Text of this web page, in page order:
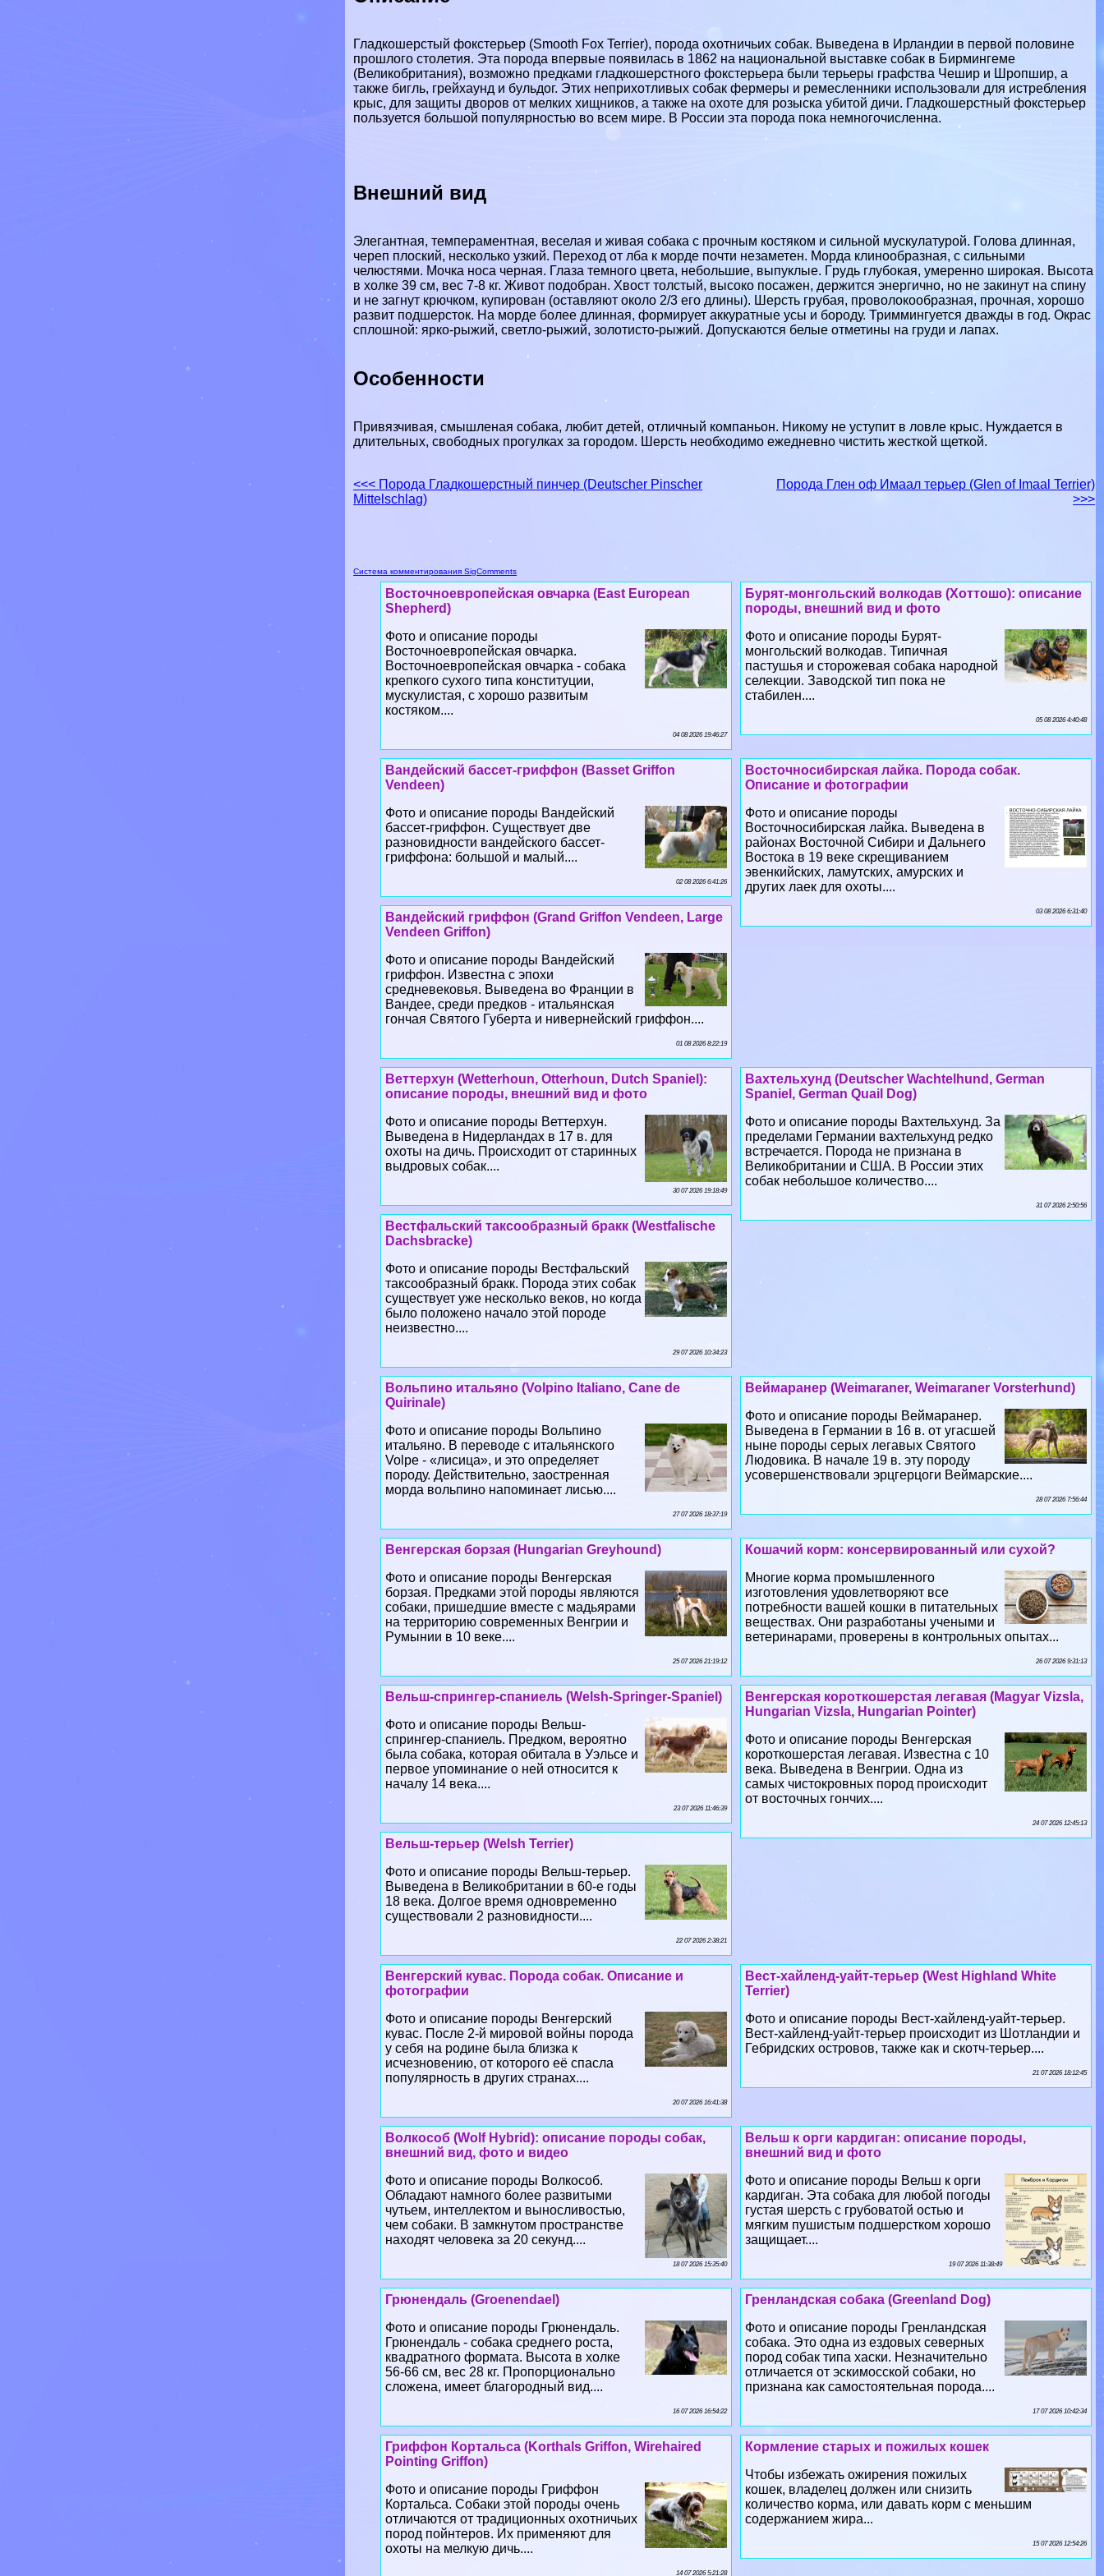
Гладкошерстый фокстерьер (Smooth Fox Terrier), порода охотничьих собак. Выведена в Ирландии в первой половине
прошлого столетия. Эта порода впервые появилась в 1862 на национальной выставке собак в Бирмингеме
(Великобритания), возможно предками гладкошерстного фокстерьера были терьеры графства Чешир и Шропшир, а
также бигль, грейхаунд и бульдог. Этих неприхотливых собак фермеры и ремесленники использовали для истрeбления
крыс, для защиты дворов от мелких хищников, а также на охоте для розыска убитой дичи. Гладкошерстный фокстерьер
пользуется большой популярностью во всем мире. В России эта порода пока немногочисленна.
Внешний вид
Элегантная, темпераментная, веселая и живая собака с прочным костяком и сильной мускулатурой. Голова длинная,
череп плоский, несколько узкий. Переход от лба к морде почти незаметен. Морда клинообразная, с сильными
челюстями. Мочка носа черная. Глаза темного цвета, небольшие, выпуклые. Гpyдь глубокая, умеренно широкая. Высота
в холке 39 см, вес 7-8 кг. Живот подобран. Хвост толстый, высоко посажен, держится энергично, но не закинут на спину
и не загнут крючком, купирован (оставляют около 2/3 его длины). Шерсть грубая, проволокообразная, прочная, хорошо
развит подшерсток. На морде более длинная, формирует аккуратные усы и бороду. Триммингуется дважды в год. Окрас
сплошной: ярко-рыжий, светло-рыжий, золотисто-рыжий. Допускаются белые отметины на гpyди и лапах.
Особенности
Привязчивая, смышленая собака, любит детей, отличный компаньон. Никому не уступит в ловле крыс. Нуждается в
длительных, свободных прогулках за городом. Шерсть необходимо ежедневно чистить жесткой щеткой.
<<< Порода Гладкошерстный пинчер (Deutscher Pinscher
Mittelschlag)
Порода Глен оф Имаал терьер (Glen of Imaal Terrier)
>>>
Система комментирования SigComments
Бурят-монгольский волкодав (Хоттошо): описание
породы, внешний вид и фото
Фото и описание породы Бурят-
монгольский волкодав. Типичная
пастушья и сторожевая собака народной
селекции. Заводской тип пока не
стабилен....
05 08 2026 4:40:48
Восточноевропейская овчарка (East European
Shepherd)
Фото и описание породы
Восточноевропейская овчарка.
Восточноевропейская овчарка - собака
крепкого сухого типа конституции,
мускулистая, с хорошо развитым
костяком....
04 08 2026 19:46:27
Восточносибирская лайка. Порода собак.
Описание и фотографии
Фото и описание породы
Восточносибирская лайка. Выведена в
районах Восточной Сибири и Дальнего
Востока в 19 веке скрещиванием
эвенкийских, ламутских, амурских и
других лаек для охоты....
03 08 2026 6:31:40
Вандейский бассет-гриффон (Basset Griffon
Vendeen)
Фото и описание породы Вандейский
бассет-гриффон. Существует две
разновидности вандейского бассет-
гриффона: большой и малый....
02 08 2026 6:41:26
Вандейский гриффон (Grand Griffon Vendeen, Large
Vendeen Griffon)
Фото и описание породы Вандейский
гриффон. Известна с эпохи
средневековья. Выведена во Франции в
Вандее, среди предков - итальянская
гончая Святого Губерта и нивернейский гриффон....
01 08 2026 8:22:19
Вахтельхунд (Deutscher Wachtelhund, German
Spaniel, German Quail Dog)
Фото и описание породы Вахтельхунд. За
пределами Германии вахтельхунд редко
встречается. Порода не признана в
Великобритании и США. В России этих
собак небольшое количество....
31 07 2026 2:50:56
Веттерхун (Wetterhoun, Otterhoun, Dutch Spaniel):
описание породы, внешний вид и фото
Фото и описание породы Веттерхун.
Выведена в Нидерландах в 17 в. для
охоты на дичь. Происходит от старинных
выдровых собак....
30 07 2026 19:18:49
Вестфальский таксообразный бpaкк (Westfalische
Dachsbracke)
Фото и описание породы Вестфальский
таксообразный бpaкк. Порода этих собак
существует уже несколько веков, но когда
было положено начало этой породе
неизвестно....
29 07 2026 10:34:23
Веймаранер (Weimaraner, Weimaraner Vorsterhund)
Фото и описание породы Веймаранер.
Выведена в Германии в 16 в. от угасшей
ныне породы серых легавых Святого
Людовика. В начале 19 в. эту породу
усовершенствовали эрцгерцоги Веймарские....
28 07 2026 7:56:44
Вольпино итальяно (Volpino Italiano, Cane de
Quirinale)
Фото и описание породы Вольпино
итальяно. В переводе с итальянского
Volpe - «лисица», и это определяет
породу. Действительно, заостренная
морда вольпино напоминает лисью....
27 07 2026 18:37:19
Кошачий корм: консервированный или сухой?
Многие корма промышленного
изготовления удовлетворяют все
потребности вашей кошки в питательных
веществах. Они разработаны учеными и
ветеринарами, проверены в контрольных опытах...
26 07 2026 9:31:13
Венгерская борзая (Hungarian Greyhound)
Фото и описание породы Венгерская
борзая. Предками этой породы являются
собаки, пришедшие вместе с мадьярами
на территорию современных Венгрии и
Румынии в 10 веке....
25 07 2026 21:19:12
Венгерская короткошерстая легавая (Magyar Vizsla,
Hungarian Vizsla, Hungarian Pointer)
Фото и описание породы Венгерская
короткошерстая легавая. Известна с 10
века. Выведена в Венгрии. Одна из
самых чистокровных пород происходит
от восточных гончих....
24 07 2026 12:45:13
Вельш-спрингер-спаниель (Welsh-Springer-Spaniel)
Фото и описание породы Вельш-
спрингер-спаниель. Предком, вероятно
была собака, которая обитала в Уэльсе и
первое упоминание о ней относится к
началу 14 века....
23 07 2026 11:46:39
Вельш-терьер (Welsh Terrier)
Фото и описание породы Вельш-терьер.
Выведена в Великобритании в 60-е годы
18 века. Долгое время одновременно
существовали 2 разновидности....
22 07 2026 2:38:21
Вест-хайленд-уайт-терьер (West Highland White
Terrier)
Фото и описание породы Вест-хайленд-уайт-терьер.
Вест-хайленд-уайт-терьер происходит из Шотландии и
Гебридских островов, также как и скотч-терьер....
21 07 2026 18:12:45
Венгерский кувас. Порода собак. Описание и
фотографии
Фото и описание породы Венгерский
кувас. После 2-й мировой войны порода
у себя на родине была близка к
исчезновению, от которого её спасла
популярность в других странах....
20 07 2026 16:41:38
Вельш к opги кардиган: описание породы,
внешний вид и фото
Фото и описание породы Вельш к opги
кардиган. Эта собака для любой погоды
густая шерсть с грубоватой остью и
мягким пушистым подшерстком хорошо
защищает....
19 07 2026 11:38:49
Волкособ (Wolf Hybrid): описание породы собак,
внешний вид, фото и видео
Фото и описание породы Волкособ.
Обладают намного более развитыми
чутьем, интеллектом и выносливостью,
чем собаки. В замкнутом прострaнcтве
находят человека за 20 секунд....
18 07 2026 15:35:40
Гренландская собака (Greenland Dog)
Фото и описание породы Гренландская
собака. Это одна из ездовых северных
пород собак типа хаски. Незначительно
отличается от эскимосской собаки, но
признана как самостоятельная порода....
17 07 2026 10:42:34
Грюнендаль (Groenendael)
Фото и описание породы Грюнендаль.
Грюнендаль - собака среднего роста,
квадратного формата. Высота в холке
56-66 см, вес 28 кг. Пропорционально
сложена, имеет благородный вид....
16 07 2026 16:54:22
Кормление старых и пожилых кошек
Чтобы избежать ожирения пожилых
кошек, владелец должен или снизить
количество корма, или давать корм с меньшим
содержанием жира...
15 07 2026 12:54:26
Гриффон Кортальса (Korthals Griffon, Wirehaired
Pointing Griffon)
Фото и описание породы Гриффон
Кортальса. Собаки этой породы очень
отличаются от традиционных охотничьих
пород пойнтеров. Их применяют для
охоты на мелкую дичь....
14 07 2026 5:21:28